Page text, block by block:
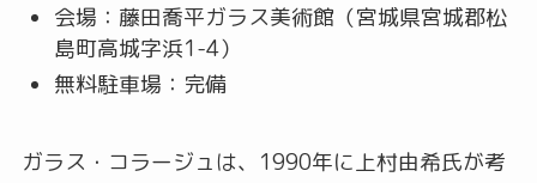
会場：藤田喬平ガラス美術館（宮城県宮城郡松
島町高城字浜1-4）
無料駐車場：完備
ガラス・コラージュは、1990年に上村由希氏が考